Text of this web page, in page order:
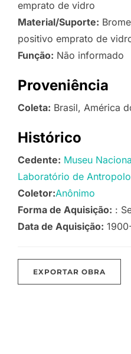
emprato de vidro
Material/Suporte:
positivo emprato de
Função: Não informado
Proveniência
Coleta: Brasil, América
Histórico
Cedente: Museu
Laboratório de
Coletor:Anônimo
Forma de Aquisição: :
Data de Aquisição:
EXPORTAR OBRA